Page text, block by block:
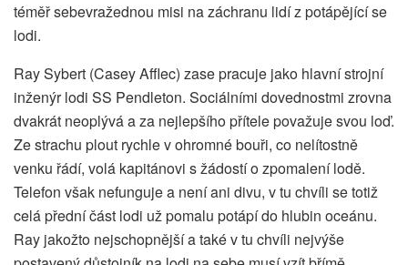
téměř sebevražednou misi na záchranu lidí z potápějící se
lodi.
Ray Sybert (Casey Afflec) zase pracuje jako hlavní strojní
inženýr lodi SS Pendleton. Sociálními dovednostmi zrovna
dvakrát neoplývá a za nejlepšího přítele považuje svou loď.
Ze strachu plout rychle v ohromné bouři, co nelítostně
venku řádí, volá kapitánovi s žádostí o zpomalení lodě.
Telefon však nefunguje a není ani divu, v tu chvíli se totiž
celá přední část lodi už pomalu potápí do hlubin oceánu.
Ray jakožto nejschopnější a také v tu chvíli nejvýše